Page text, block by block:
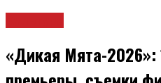
«Дикая Мята-2026»: